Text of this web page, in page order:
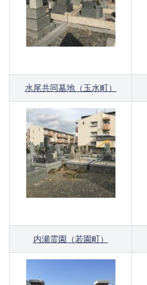
水尾共同墓地（玉水町）
内瀬霊園（若園町）